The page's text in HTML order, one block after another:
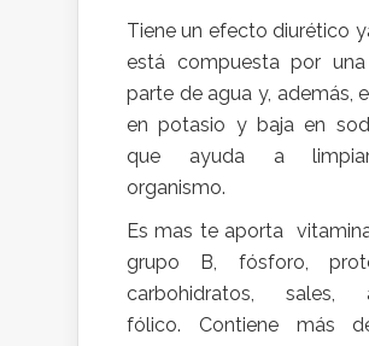
Tiene un efecto diurético
está compuesta por una
parte de agua y, además,
en potasio y baja en
que ayuda a
organismo.
Es mas te aporta
grupo B, fósforo,
carbohidratos, sales,
fólico. Contiene más